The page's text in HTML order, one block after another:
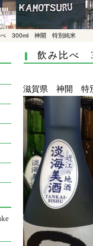
べ 300ml 神開 特別純米
飲み比べ
滋賀県 神開 特